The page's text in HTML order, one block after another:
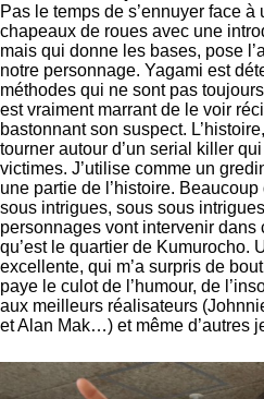
Pas le temps de s’ennuyer face
chapeaux de roues avec une
mais qui donne les bases, pose
notre personnage. Yagami est
méthodes qui ne sont pas
est vraiment marrant de le voir
bastonnant son suspect.
tourner autour d’un serial killer
victimes. J’utilise comme un
une partie de l’histoire.
sous intrigues, sous sous
personnages vont intervenir dans
qu’est le quartier de Kumurocho.
excellente, qui m’a surpris de
paye le culot de l’humour, de
aux meilleurs réalisateurs
et Alan Mak…) et même d’autres